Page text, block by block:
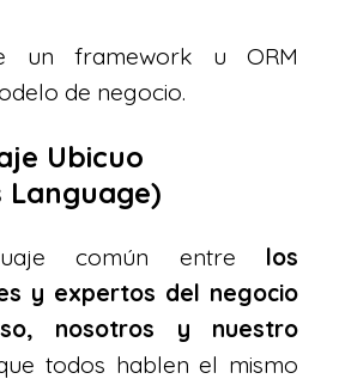
un framework u ORM
de negocio.
Ubicuo
Language)
común entre los
y expertos del negocio
nosotros y nuestro
todos hablen el mismo